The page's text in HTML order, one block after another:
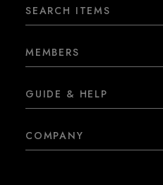
SEARCH ITEMS
MEMBERS
GUIDE & HELP
COMPANY